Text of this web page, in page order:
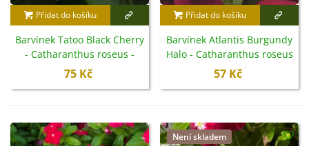
Přidat do košíku
Barvínek Tatoo Black Cherry
- Catharanthus roseus -
semena barvínku - 30 ks
75 Kč
Přidat do košíku
Barvínek Atlantis Burgundy
Halo - Catharanthus roseus
- semena barvínku - 30 ks
57 Kč
Není skladem